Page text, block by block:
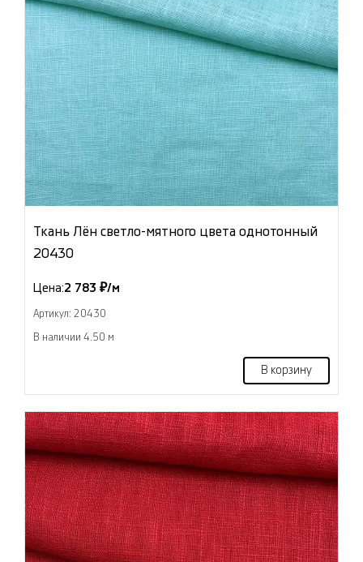
Ткань Лён светло-мятного цвета однотонный
20430
Цена:2 783 ₽/м
Артикул: 20430
В наличии 4.50 м
В корзину